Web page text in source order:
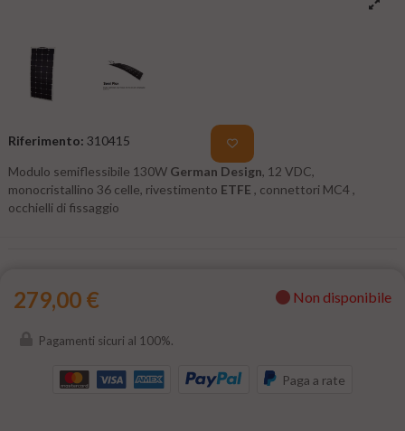
Riferimento: 310415
Modulo semiflessibile 130W German Design, 12 VDC,
monocristallino 36 celle, rivestimento ETFE , connettori MC4 ,
occhielli di fissaggio
279,00 € Non disponibile
Pagamenti sicuri al 100%.
Paga a rate